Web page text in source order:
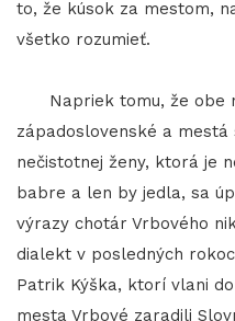
to, že kúsok za mestom,
všetko rozumieť.
Napriek tomu, že obe
západoslovenské a
nečistotnej ženy, ktorá je
babre a len by jedla, sa
výrazy chotár Vrbového
dialekt v posledných
Patrik Kýška, ktorí vlani
mesta Vrbové zaradili